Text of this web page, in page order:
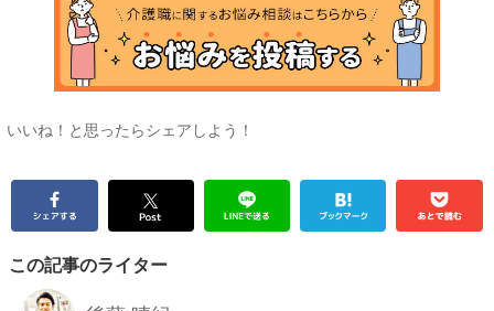
いいね！と思ったらシェアしよう！
この記事のライター